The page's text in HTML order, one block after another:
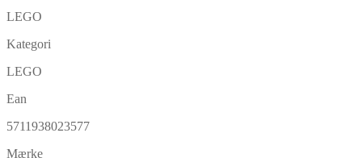
LEGO
Kategori
LEGO
Ean
5711938023577
Mærke